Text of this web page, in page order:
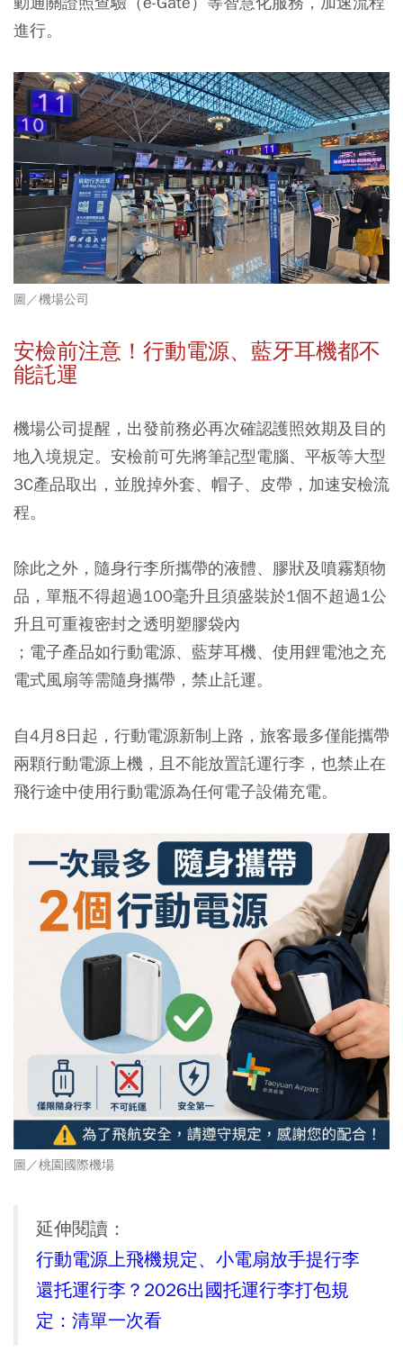
進行。
圖／機場公司
安檢前注意！行動電源、藍牙耳機都不
能託運
機場公司提醒，出發前務必再次確認護照效期及目的
地入境規定。安檢前可先將筆記型電腦、平板等大型
3C產品取出，並脫掉外套、帽子、皮帶，加速安檢流
程。
除此之外，隨身行李所攜帶的液體、膠狀及噴霧類物
品，單瓶不得超過100毫升且須盛裝於1個不超過1公
升且可重複密封之透明塑膠袋內
； 電子產品如行動電源、藍芽耳機、使用鋰電池之充
電式風扇等需隨身攜帶，禁止託運。
自4月8日起，行動電源新制上路， 旅客最多僅能攜帶
兩顆行動電源上機 ，且不能放置託運行李，也禁止在
飛行途中使用行動電源為任何電子設備充電。
圖／桃園國際機場
延伸閱讀：
行動電源上飛機規定、小電扇放手提行李
還托運行李？2026出國托運行李打包規
定：清單一次看